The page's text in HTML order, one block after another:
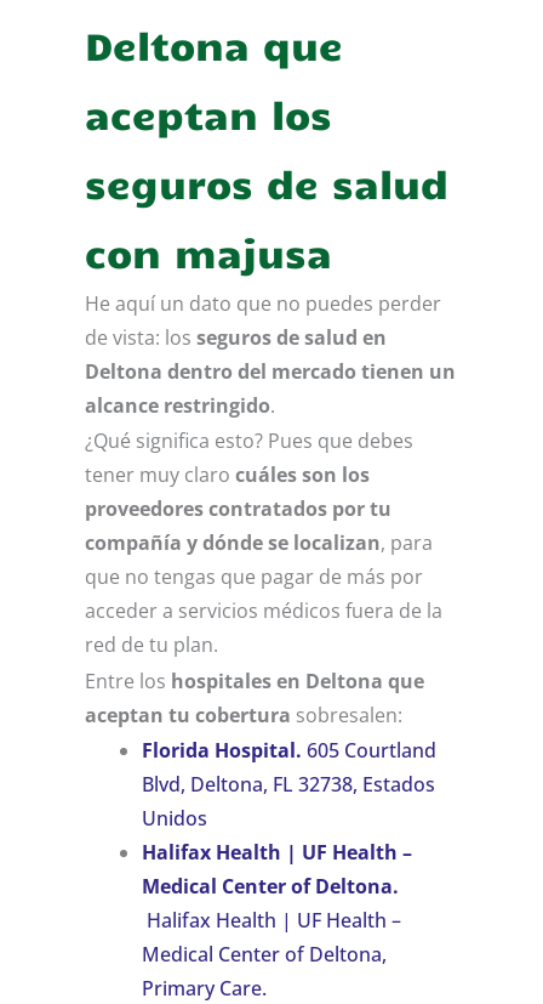
Deltona que
aceptan los
seguros de salud
con majusa
He aquí un dato que no puedes perder
de vista: los seguros de salud en
Deltona dentro del mercado tienen un
alcance restringido.
¿Qué significa esto? Pues que debes
tener muy claro cuáles son los
proveedores contratados por tu
compañía y dónde se localizan, para
que no tengas que pagar de más por
acceder a servicios médicos fuera de la
red de tu plan.
Entre los hospitales en Deltona que
aceptan tu cobertura sobresalen:
Florida Hospital. 605 Courtland
Blvd, Deltona, FL 32738, Estados
Unidos
Halifax Health | UF Health –
Medical Center of Deltona.
Halifax Health | UF Health –
Medical Center of Deltona,
Primary Care.